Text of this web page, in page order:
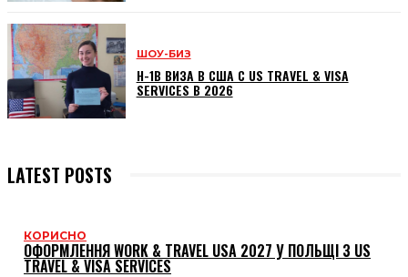
ШОУ-БИЗ
H-1B ВИЗА В США С US TRAVEL & VISA
SERVICES В 2026
LATEST POSTS
КОРИСНО
ОФОРМЛЕННЯ WORK & TRAVEL USA 2027 У ПОЛЬЩІ З US
TRAVEL & VISA SERVICES